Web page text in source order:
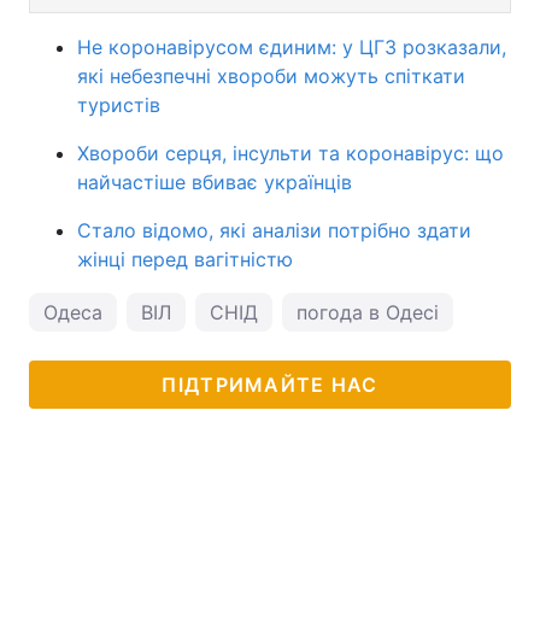
Не коронавірусом єдиним: у ЦГЗ розказали,
які небезпечні хвороби можуть спіткати
туристів
Хвороби серця, інсульти та коронавірус: що
найчастіше вбиває українців
Стало відомо, які аналізи потрібно здати
жінці перед вагітністю
Одеса ВІЛ СНІД погода в Одесі
ПІДТРИМАЙТЕ НАС